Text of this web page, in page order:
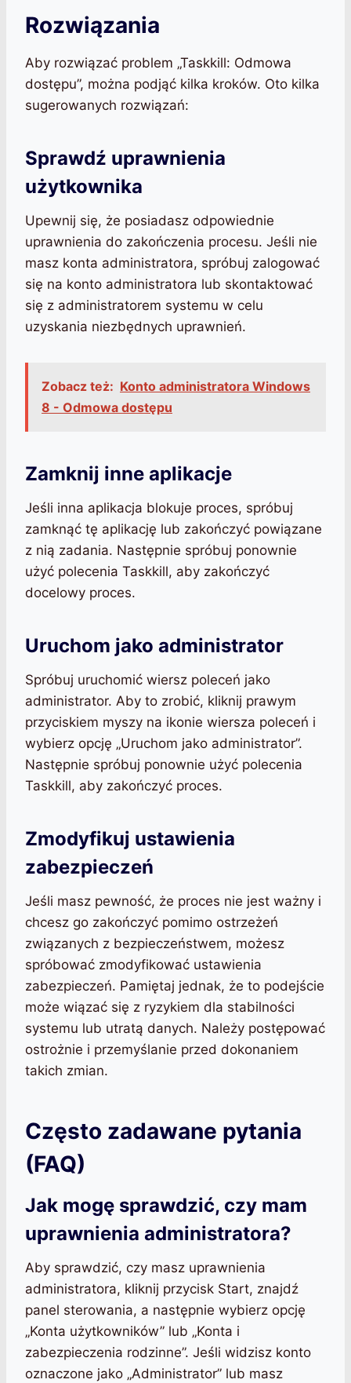
Rozwiązania
Aby rozwiązać problem „Taskkill: Odmowa
dostępu”, można podjąć kilka kroków. Oto kilka
sugerowanych rozwiązań:
Sprawdź uprawnienia
użytkownika
Upewnij się, że posiadasz odpowiednie
uprawnienia do zakończenia procesu. Jeśli nie
masz konta administratora, spróbuj zalogować
się na konto administratora lub skontaktować
się z administratorem systemu w celu
uzyskania niezbędnych uprawnień.
Zobacz też: Konto administratora Windows
8 - Odmowa dostępu
Zamknij inne aplikacje
Jeśli inna aplikacja blokuje proces, spróbuj
zamknąć tę aplikację lub zakończyć powiązane
z nią zadania. Następnie spróbuj ponownie
użyć polecenia Taskkill, aby zakończyć
docelowy proces.
Uruchom jako administrator
Spróbuj uruchomić wiersz poleceń jako
administrator. Aby to zrobić, kliknij prawym
przyciskiem myszy na ikonie wiersza poleceń i
wybierz opcję „Uruchom jako administrator”.
Następnie spróbuj ponownie użyć polecenia
Taskkill, aby zakończyć proces.
Zmodyfikuj ustawienia
zabezpieczeń
Jeśli masz pewność, że proces nie jest ważny i
chcesz go zakończyć pomimo ostrzeżeń
związanych z bezpieczeństwem, możesz
spróbować zmodyfikować ustawienia
zabezpieczeń. Pamiętaj jednak, że to podejście
może wiązać się z ryzykiem dla stabilności
systemu lub utratą danych. Należy postępować
ostrożnie i przemyślanie przed dokonaniem
takich zmian.
Często zadawane pytania
(FAQ)
Jak mogę sprawdzić, czy mam
uprawnienia administratora?
Aby sprawdzić, czy masz uprawnienia
administratora, kliknij przycisk Start, znajdź
panel sterowania, a następnie wybierz opcję
„Konta użytkowników” lub „Konta i
zabezpieczenia rodzinne”. Jeśli widzisz konto
oznaczone jako „Administrator” lub masz